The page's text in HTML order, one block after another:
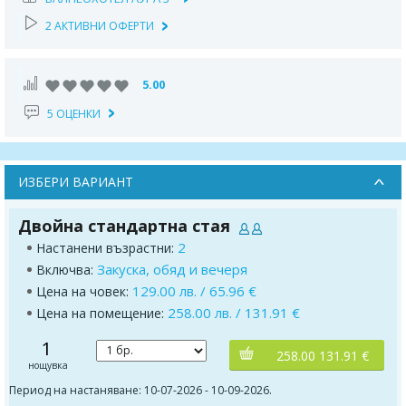
2 АКТИВНИ ОФЕРТИ
5.00
5 ОЦЕНКИ
ИЗБЕРИ ВАРИАНТ
Двойна стандартна стая
Настанени възрастни: 2
Включва: Закуска, обяд и вечеря
Цена на човек: 129.00 лв. / 65.96 €
Цена на помещение: 258.00 лв. / 131.91 €
1
нощувка
258.00 131.91 €
Период на настаняване: 10-07-2026 - 10-09-2026.